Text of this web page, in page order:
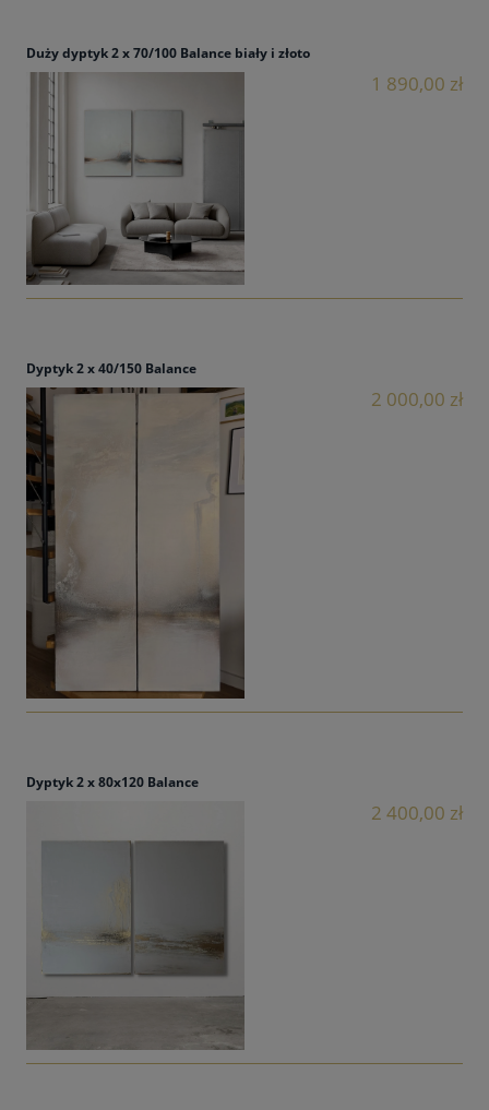
Duży dyptyk 2 x 70/100 Balance biały i złoto
1 890,00 zł
Dyptyk 2 x 40/150 Balance
2 000,00 zł
Dyptyk 2 x 80x120 Balance
2 400,00 zł